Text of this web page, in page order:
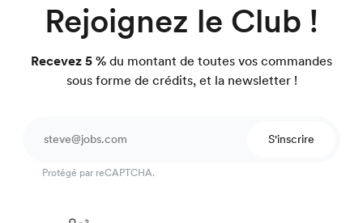
Rejoignez le Club !
Recevez 5 % du montant de toutes vos commandes
sous forme de crédits, et la newsletter !
S'inscrire
Protégé par reCAPTCHA.